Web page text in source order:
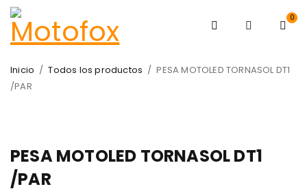
0
Inicio / Todos los productos / PESA MOTOLED TORNASOL DT1
/PAR
PESA MOTOLED TORNASOL DT1
/PAR